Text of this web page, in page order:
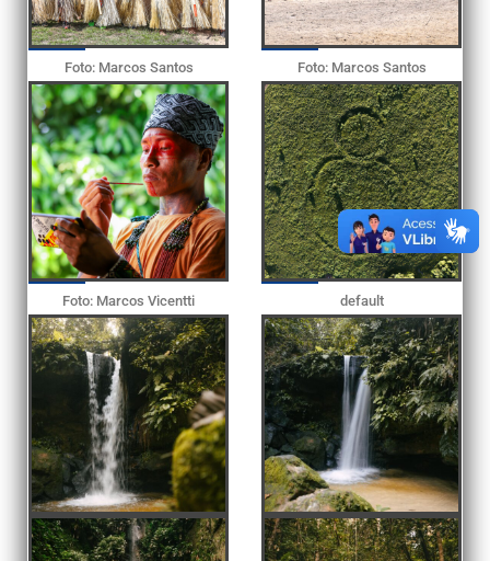
Foto: Marcos Santos Foto: Marcos Santos
Foto: Marcos Vicentti default